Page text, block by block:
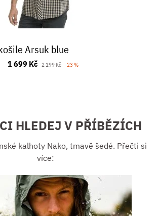
Arsuk blue
1 699 Kč 2 199 Kč -23 %
HLEDEJ V PŘÍBĚZÍCH
kalhoty Nako, tmavě šedé. Přečti si
více: